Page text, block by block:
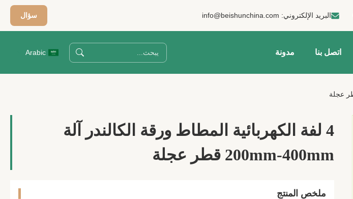
البريد الإلكتروني: info@beishunchina.com سؤال
اتصل بنا مدونة Arabic
4 لفة الكهربائية المطاط ورقة الكالندر آلة
200mm-400mm قطر عجلة
ملخص المنتج